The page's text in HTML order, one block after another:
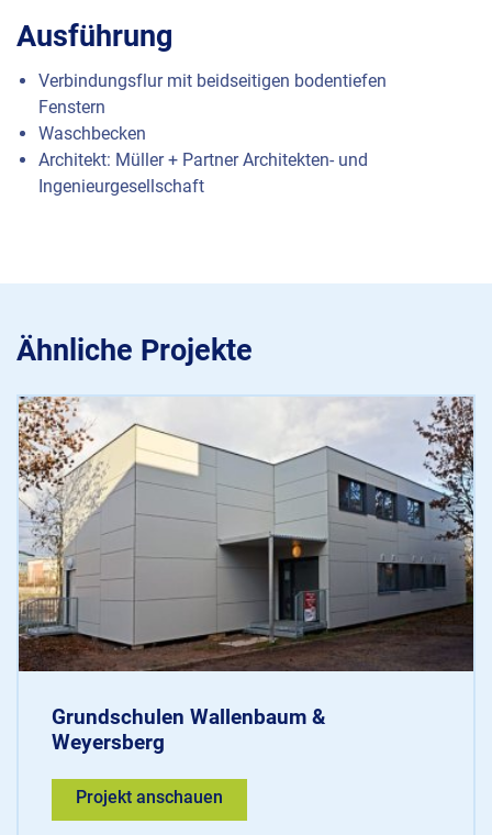
Ausführung
Verbindungsflur mit beidseitigen bodentiefen
Fenstern
Waschbecken
Architekt: Müller + Partner Architekten- und
Ingenieurgesellschaft
Ähnliche Projekte
Grundschulen Wallenbaum &
Weyersberg
Projekt anschauen